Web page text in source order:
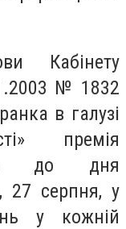
Кабінету
№ 1832
в галузі
премія
до дня
27 серпня, у
у кожній